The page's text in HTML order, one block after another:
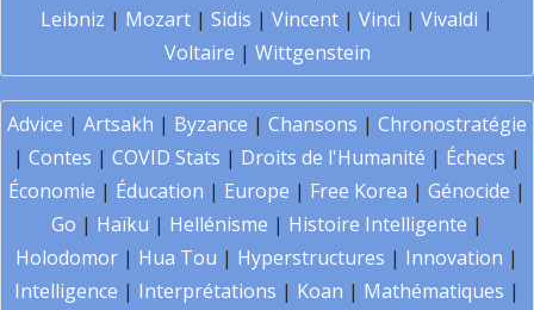
Leibniz | Mozart | Sidis | Vincent | Vinci | Vivaldi |
Voltaire | Wittgenstein
Advice | Artsakh | Byzance | Chansons | Chronostratégie
| Contes | COVID Stats | Droits de l'Humanité | Échecs |
Économie | Éducation | Europe | Free Korea | Génocide |
Go | Haïku | Hellénisme | Histoire Intelligente |
Holodomor | Hua Tou | Hyperstructures | Innovation |
Intelligence | Interprétations | Koan | Mathématiques |